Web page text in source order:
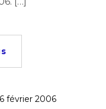
février 2006